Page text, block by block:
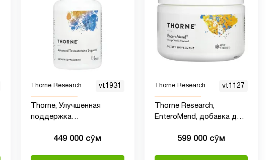
Thorne Research vt1931
Thorne, Улучшенная
поддержка
449 000 сӯм
Thorne Research vt1127
Thorne Research,
EnteroMend, добавка для
вкусом апельсина и
599 000 сӯм